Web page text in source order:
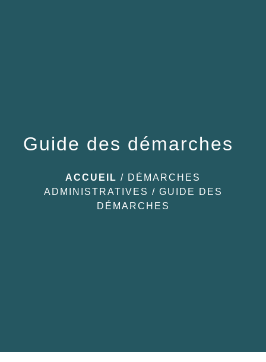
Guide des démarches
ACCUEIL / DÉMARCHES
ADMINISTRATIVES / GUIDE DES
DÉMARCHES